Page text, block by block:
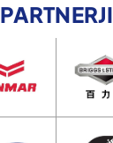
PARTNERJI